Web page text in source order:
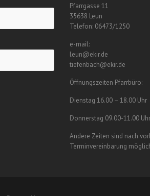
Pfarrgasse 11
35638 Leun
Telefon: 06473/1250
e-mail:
leun@ekir.de
tiefenbach@ekir.de
Öffnungszeiten Pfarrbüro:
Dienstag 16.00 – 18.00 Uhr
Donnerstag 09.00-11.00 Uhr
Andere Zeiten sind nach
Terminvereinbarung